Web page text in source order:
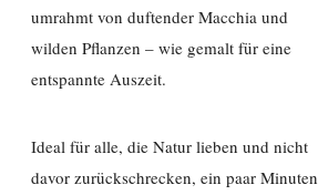
umrahmt von duftender Macchia und
wilden Pflanzen – wie gemalt für eine
entspannte Auszeit.
Ideal für alle, die Natur lieben und nicht
davor zurückschrecken, ein paar Minuten